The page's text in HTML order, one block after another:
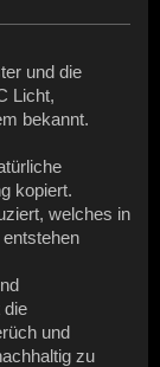
und die
Licht,
bekannt.
kopiert.
welches in
die
und
zu